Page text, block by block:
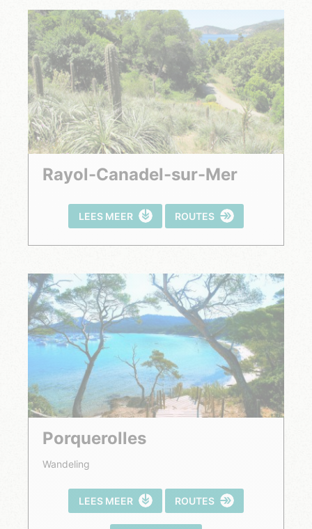
Rayol-Canadel-sur-Mer
LEES MEER ROUTES
Porquerolles
Wandeling
LEES MEER ROUTES